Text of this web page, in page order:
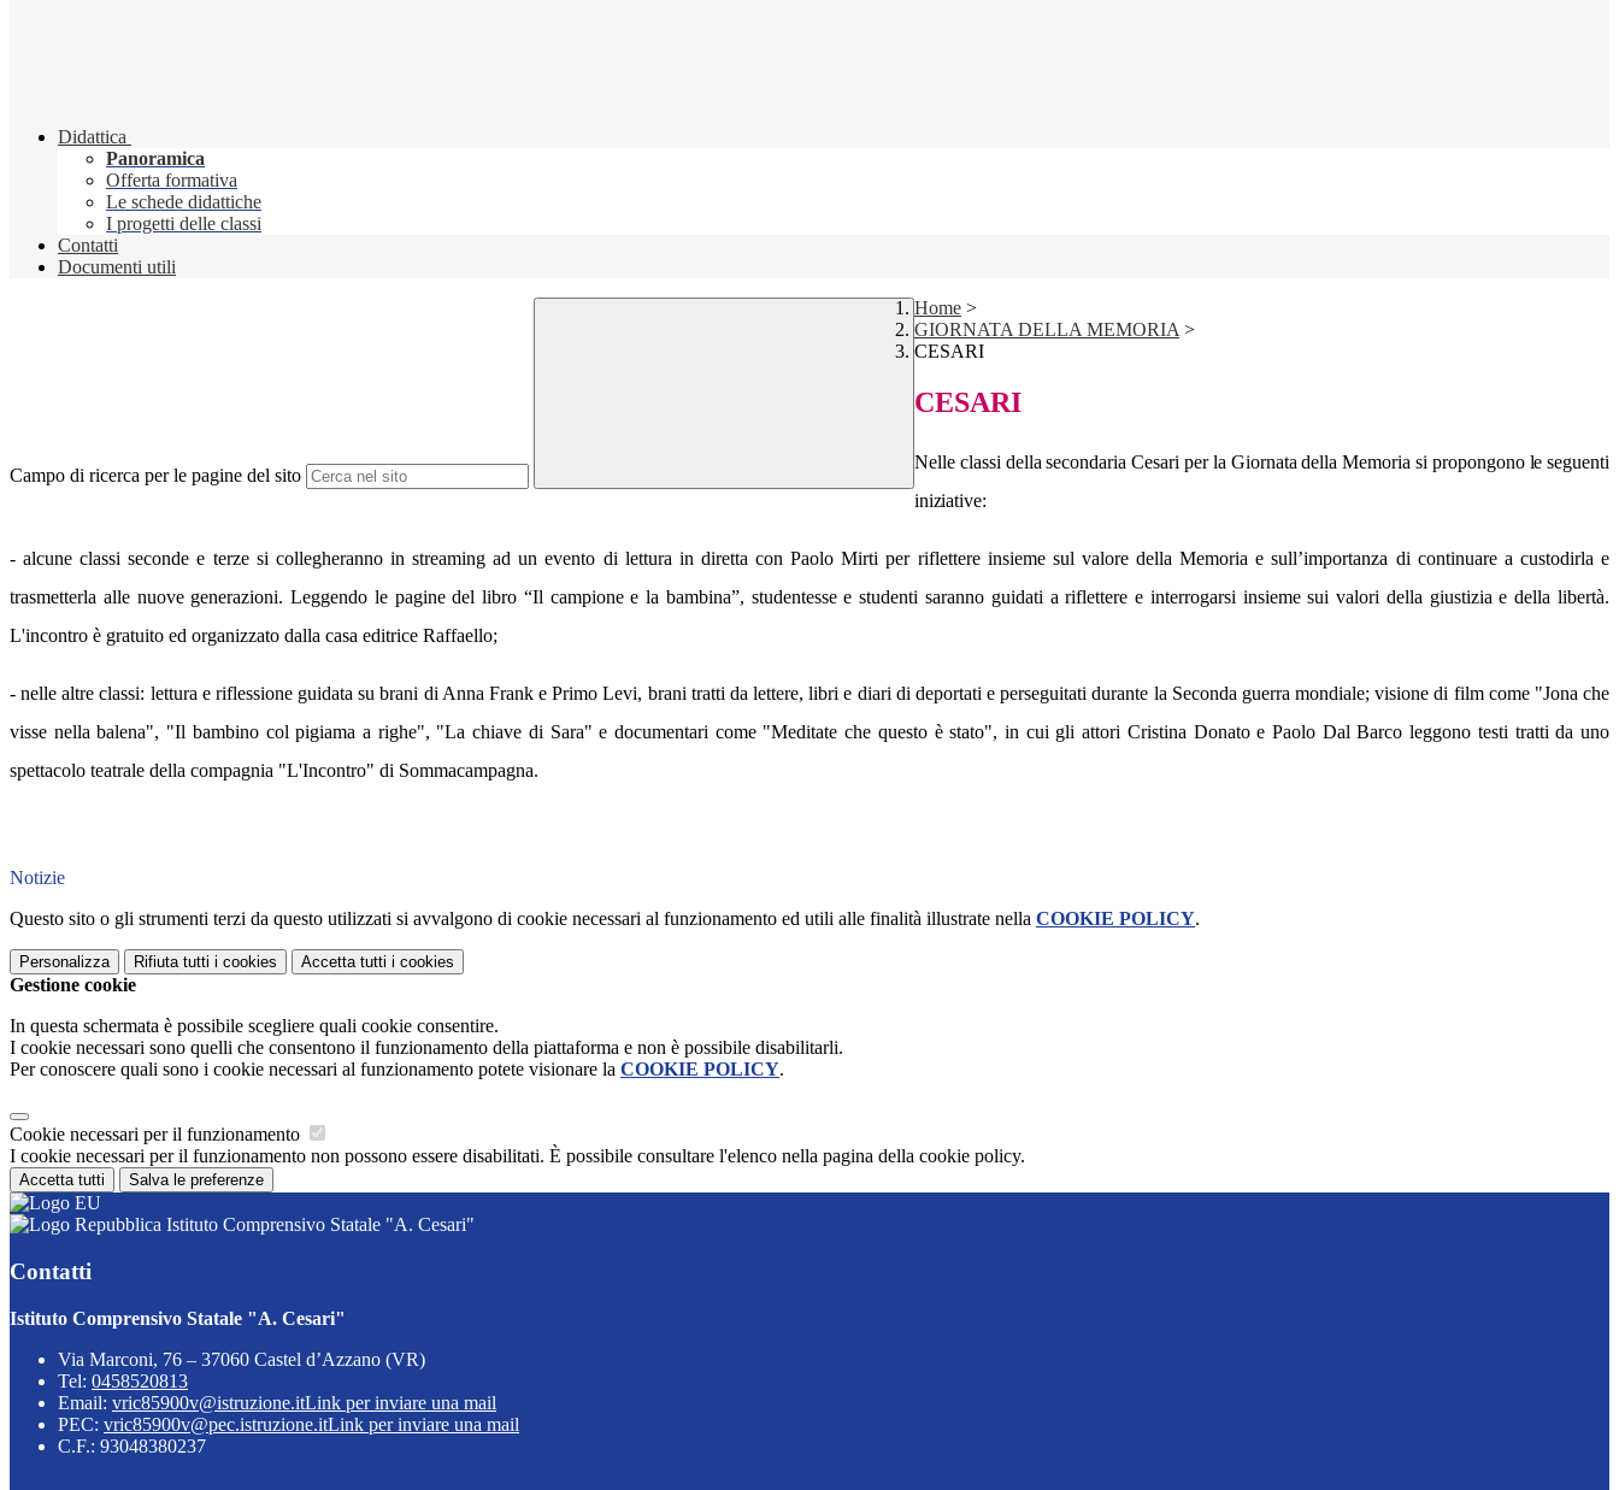
Didattica
Panoramica
Offerta formativa
Le schede didattiche
I progetti delle classi
Contatti
Documenti utili
Campo di ricerca per le pagine del sito
Home >
GIORNATA DELLA MEMORIA >
CESARI
CESARI
Nelle classi della secondaria Cesari per la Giornata della Memoria si propongono leseguenti
iniziative:
- alcune classi seconde e terze si collegheranno in streaming ad un evento di lettura in diretta con Paolo Mirti per riflettere insieme sul valore della Memoria e sull’importanza di continuare a custodirla e
trasmetterla alle nuove generazioni. Leggendo le pagine del libro “Il campione e la bambina”, studentesse e studenti saranno guidati a riflettere e interrogarsi insieme sui valori della giustizia e della libertà.
L'incontro è gratuito ed organizzato dalla casa editrice Raffaello;
- nelle altre classi: lettura e riflessione guidata su brani di Anna Frank e Primo Levi, brani tratti da lettere, libri e diari di deportati e perseguitati durante la Seconda guerra mondiale;visione di film come "Jona che
visse nella balena", "Il bambino col pigiama a righe", "La chiave di Sara" e documentari come "Meditate che questo è stato", in cui gli attori Cristina Donato e Paolo Dal Barco leggono testi tratti da uno
spettacolo teatrale della compagnia "L'Incontro" di Sommacampagna.
Notizie
Questo sito o gli strumenti terzi da questo utilizzati si avvalgono di cookie necessari al funzionamento ed utili alle finalità illustrate nella COOKIE POLICY.
Personalizza Rifiuta tutti i cookies Accetta tutti i cookies
Gestione cookie
In questa schermata è possibile scegliere quali cookie consentire.
I cookie necessari sono quelli che consentono il funzionamento della piattaforma e non è possibile disabilitarli.
Per conoscere quali sono i cookie necessari al funzionamento potete visionare la COOKIE POLICY.
Cookie necessari per il funzionamento
I cookie necessari per il funzionamento non possono essere disabilitati. È possibile consultare l'elenco nella pagina della cookie policy.
Accetta tutti Salva le preferenze
Istituto Comprensivo Statale "A. Cesari"
Contatti
Istituto Comprensivo Statale "A. Cesari"
Via Marconi, 76 – 37060 Castel d’Azzano (VR)
Tel: 0458520813
Email: vric85900v@istruzione.itLink per inviare una mail
PEC: vric85900v@pec.istruzione.itLink per inviare una mail
C.F.: 93048380237